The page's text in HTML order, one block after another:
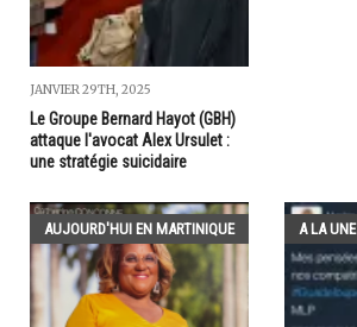
JANVIER 29TH, 2025
Le Groupe Bernard Hayot (GBH)
attaque l'avocat Alex Ursulet :
une stratégie suicidaire
AUJOURD'HUI EN MARTINIQUE A LA UNE